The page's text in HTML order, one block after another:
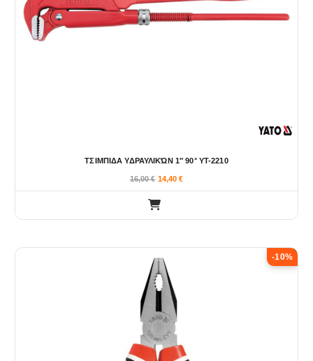
ΤΣΙΜΠΙΔΑ ΥΔΡΑΥΛΙΚΏΝ 1″ 90° YT-2210
16,00€ 14,40€
-10%